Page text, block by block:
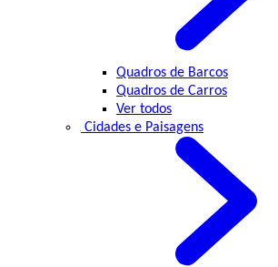
Quadros de Barcos
Quadros de Carros
Ver todos
Cidades e Paisagens